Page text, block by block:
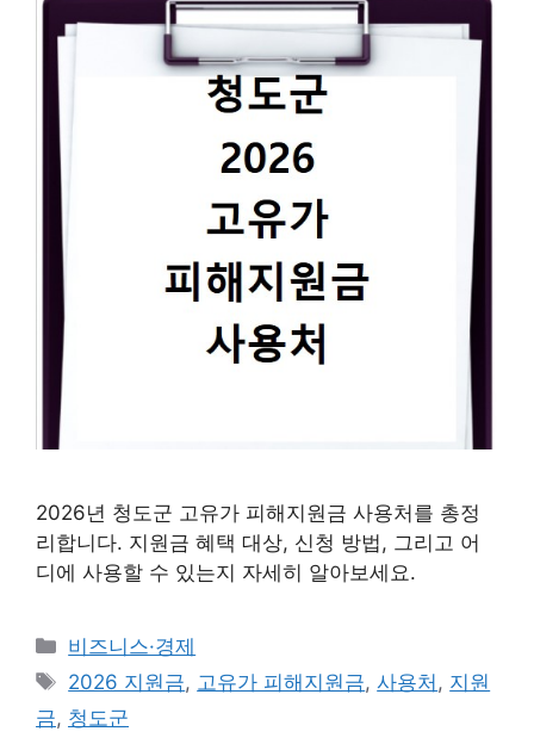
2026년 청도군 고유가 피해지원금 사용처를 총정
리합니다. 지원금 혜택 대상, 신청 방법, 그리고 어
디에 사용할 수 있는지 자세히 알아보세요.
카
테
리
비즈니스·경제
태
그
2026 지원금, 고유가 피해지원금,사용처 , 지원
금, 청도군